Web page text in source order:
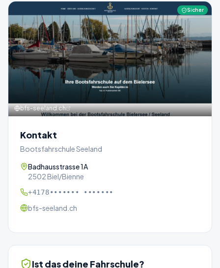
Sicher
bfs-seeland.ch
Kontakt
Bootsfahrschule Seeland
Badhausstrasse 1A
2502 Biel/Bienne
+4178••••••• •••••••
bfs-seeland.ch
Ist das deine Fahrschule?